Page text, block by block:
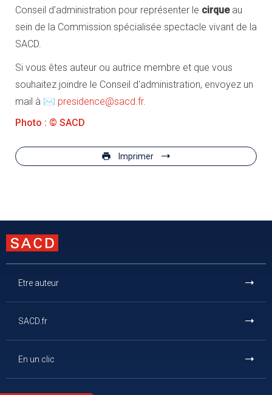
Conseil d’administration pour représenter le cirqueau
sein de la Commission spécialisée spectacle vivant de la
SACD.
Si vous êtes auteur ou autrice membre et que vous
souhaitez joindre le Conseil d'administration, envoyez un
mail à ✉ presidence@sacd.fr.
Photo : © SACD
Imprimer
Etre auteur
SACD.fr
En un clic